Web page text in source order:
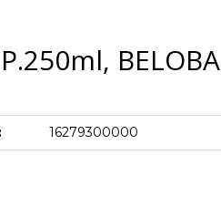
16279300000